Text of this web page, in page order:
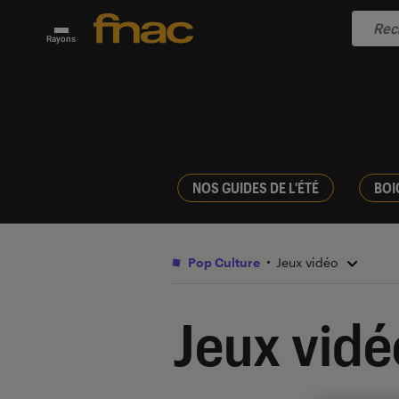
Rayons
NOS GUIDES DE L'ÉTÉ
Pop Culture Jeux vidéo
Jeux